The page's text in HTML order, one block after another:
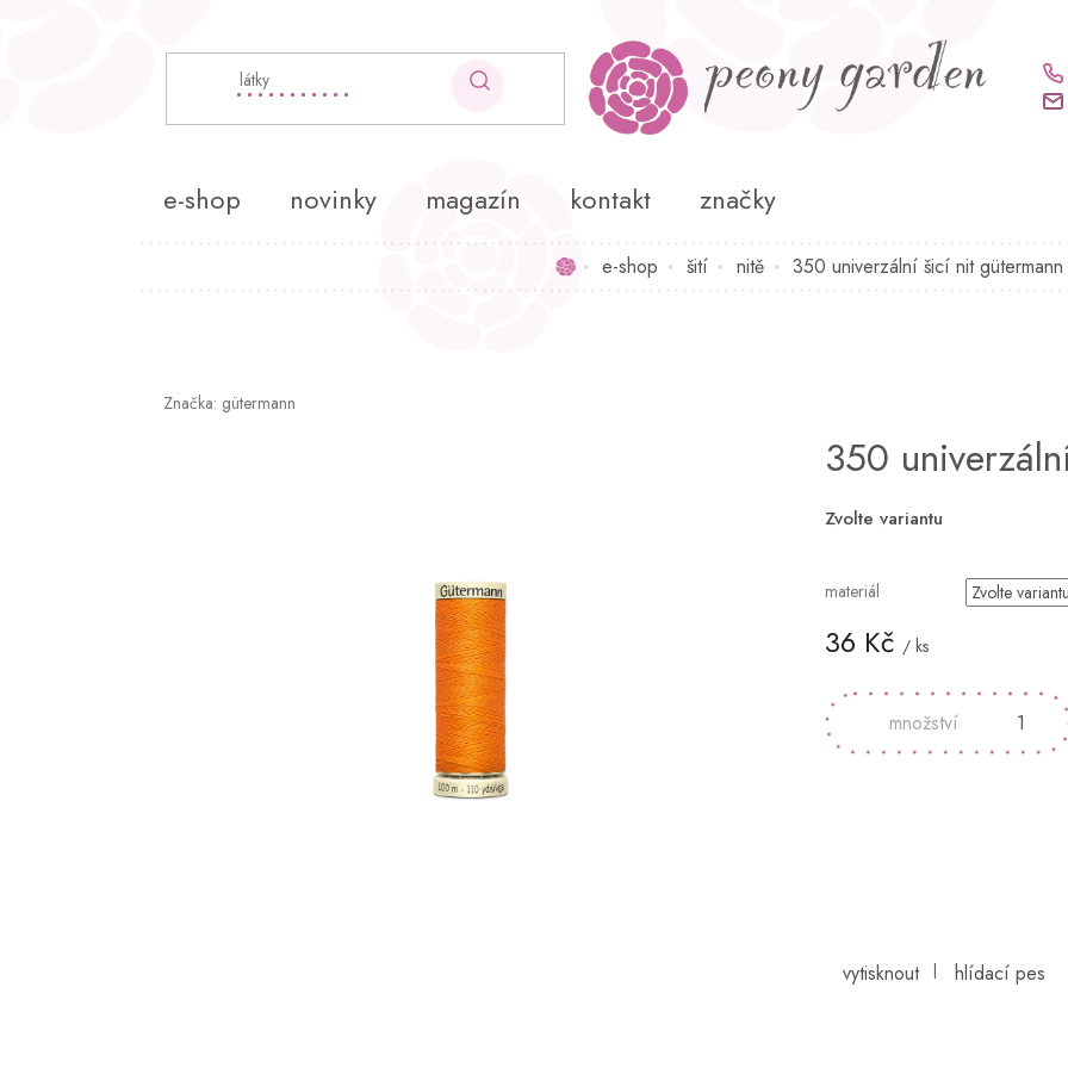
e-shop novinky magazín kontakt značky
Domůe-shop šití nitě 350 univerzální šicí nit gütermann
Značka: gütermann
36 Kč / ks
cena:
Zvolte variantu
materiál
350